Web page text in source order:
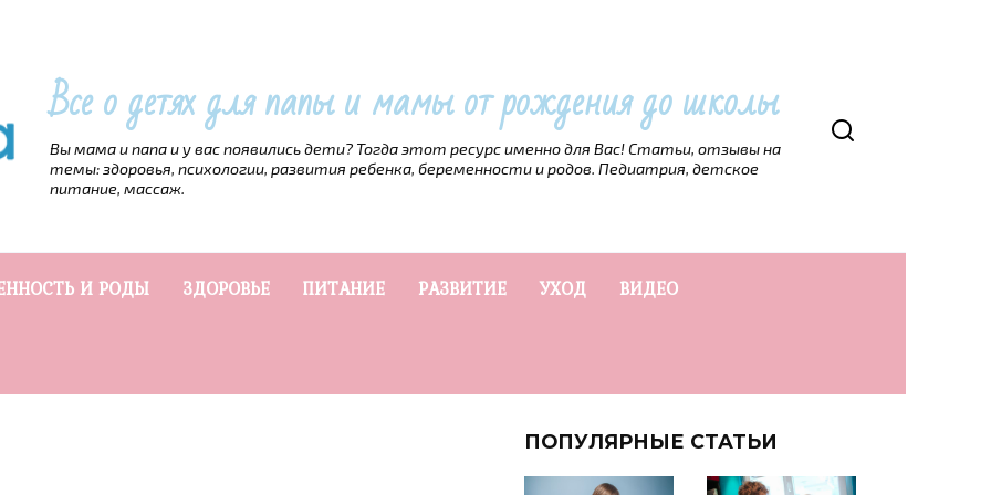
Все о детях для папы и мамы от рождения до школы
Вы мама и папа и у вас появились дети? Тогда этот ресурс именно для Вас! Статьи, отзывы на
темы: здоровья, психологии, развития ребенка, беременности и родов. Педиатрия, детское
питание, массаж.
И РОДЫ ЗДОРОВЬЕ ПИТАНИЕ РАЗВИТИЕ УХОД ВИДЕО
ПОПУЛЯРНЫЕ СТАТЬИ